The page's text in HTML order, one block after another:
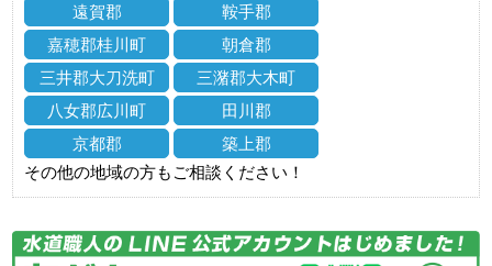
遠賀郡
鞍手郡
嘉穂郡桂川町
朝倉郡
三井郡大刀洗町
三潴郡大木町
八女郡広川町
田川郡
京都郡
築上郡
その他の地域の方もご相談ください！